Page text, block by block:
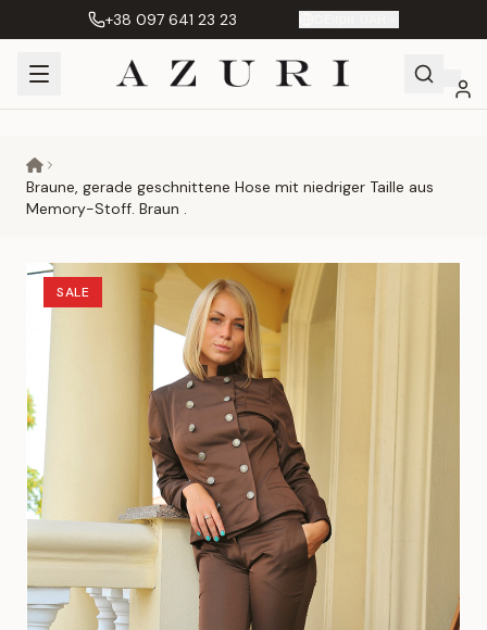
+38 097 641 23 23
Braune, gerade geschnittene Hose mit niedriger Taille aus
Memory-Stoff. Braun .
SALE